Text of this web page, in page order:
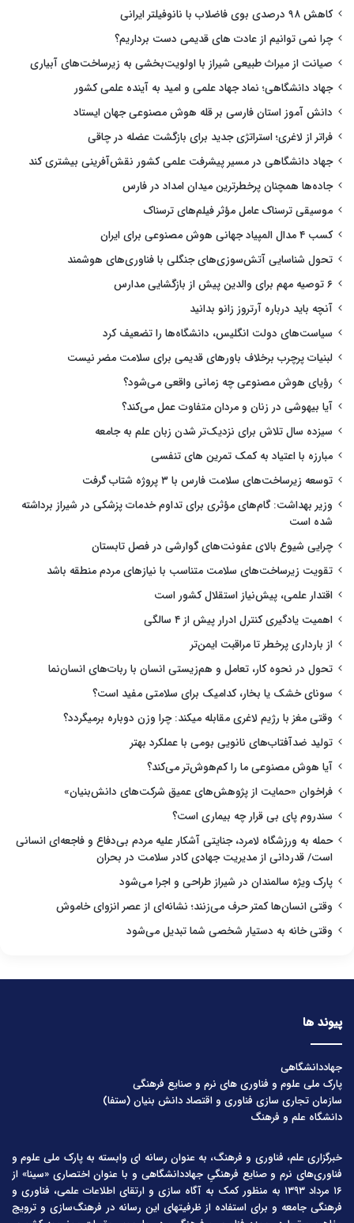
کاهش ۹۸ درصدی بوی فاضلاب با نانوفیلتر ایرانی
چرا نمی توانیم از عادت های قدیمی دست برداریم؟
صیانت از میراث طبیعی شیراز با اولویت‌بخشی به زیرساخت‌های آبیاری
جهاد دانشگاهی؛ نماد جهاد علمی و امید به آینده علمی کشور
دانش آموز استان فارسی بر قله هوش مصنوعی جهان ایستاد
فراتر از لاغری؛ استراتژی جدید برای بازگشت عضله در چاقی
جهاد دانشگاهی در مسیر پیشرفت علمی کشور نقش‌آفرینی بیشتری کند
جاده‌ها همچنان پرخطرترین میدان امداد در فارس
موسیقی ترسناک عامل مؤثر فیلم‌های ترسناک
کسب ۴ مدال المپیاد جهانی هوش مصنوعی برای ایران
تحول شناسایی آتش‌سوزی‌های جنگلی با فناوری‌های هوشمند
۶ توصیه مهم برای والدین پیش از بازگشایی مدارس
آنچه باید درباره آرتروز زانو بدانید
سیاست‌های دولت انگلیس، دانشگاه‌ها را تضعیف کرد
لبنیات پرچرب برخلاف باورهای قدیمی برای سلامت مضر نیست
رؤیای هوش مصنوعی چه زمانی واقعی می‌شود؟
آیا بیهوشی در زنان و مردان متفاوت عمل می‌کند؟
سیزده سال تلاش برای نزدیک‌تر شدن زبان علم به جامعه
مبارزه با اعتیاد به کمک تمرین های تنفسی
توسعه زیرساخت‌های سلامت فارس با ۳ پروژه شتاب گرفت
وزیر بهداشت: گام‌های مؤثری برای تداوم خدمات پزشکی در شیراز برداشته
شده است
چرایی شیوع بالای عفونت‌های گوارشی در فصل تابستان
تقویت زیرساخت‌های سلامت متناسب با نیازهای مردم منطقه باشد
اقتدار علمی، پیش‌نیاز استقلال کشور است
اهمیت یادگیری کنترل ادرار پیش از ۴ سالگی
از بارداری پرخطر تا مراقبت ایمن‌تر
تحول در نحوه کار، تعامل و هم‌زیستی انسان با ربات‌های انسان‌نما
سونای خشک یا بخار، کدامیک برای سلامتی مفید است؟
وقتی مغز با رژیم لاغری مقابله میکند: چرا وزن دوباره برمیگردد؟
تولید ضدآفتاب‌های نانویی بومی با عملکرد بهتر
آیا هوش مصنوعی ما را کم‌هوش‌تر می‌کند؟
فراخوان «حمایت از پژوهش‌های عمیق شرکت‌های دانش‌بنیان»
سندروم پای بی قرار چه بیماری است؟
حمله به ورزشگاه لامرد، جنایتی آشکار علیه مردم بی‌دفاع و فاجعه‌ای انسانی
است/ قدردانی از مدیریت جهادی کادر سلامت در بحران
پارک ویژه سالمندان در شیراز طراحی و اجرا می‌شود
وقتی انسان‌ها کمتر حرف می‌زنند؛ نشانه‌ای از عصر انزوای خاموش
وقتی خانه به دستیار شخصی شما تبدیل می‌شود
پیوند ها
جهاددانشگاهی
پارک ملی علوم و فناوری های نرم و صنایع فرهنگی
سازمان تجاری سازی فناوری و اقتصاد دانش بنیان (ستفا)
دانشگاه علم و فرهنگ
خبرگزاری علم، فناوری و فرهنگ، به عنوان رسانه ای وابسته به پارک ملی علوم و
فناوری‌های نرم و صنایع فرهنگیِ جهاددانشگاهی و با عنوان اختصاری «سینا» از
۱۶ مرداد ۱۳۹۳ به منظور کمک به آگاه سازی و ارتقای اطلاعات علمی، فناوری و
فرهنگی جامعه و برای استفاده از ظرفیتهای این رسانه در فرهنگ‌سازی و ترویج